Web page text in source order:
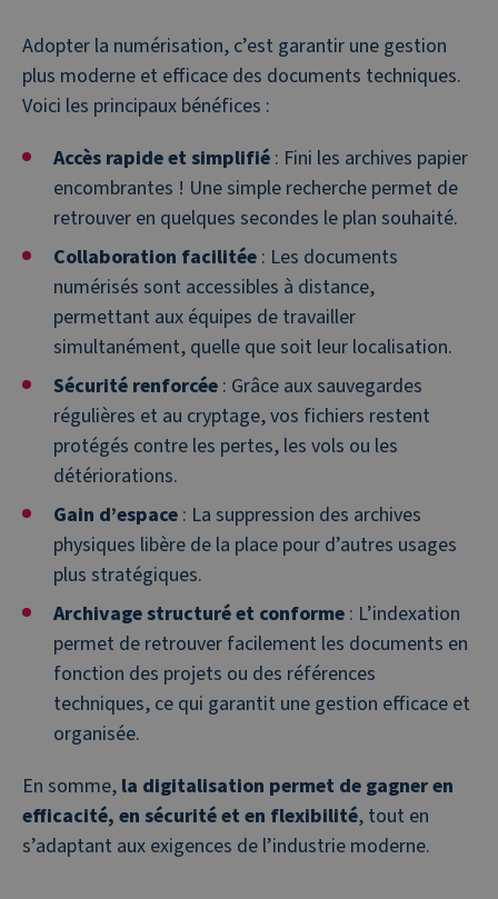
Adopter la numérisation, c’est garantir une gestion
plus moderne et efficace des documents techniques.
Voici les principaux bénéfices :
Accès rapide et simplifié : Fini les archives papier
encombrantes ! Une simple recherche permet de
retrouver en quelques secondes le plan souhaité.
Collaboration facilitée : Les documents
numérisés sont accessibles à distance,
permettant aux équipes de travailler
simultanément, quelle que soit leur localisation.
Sécurité renforcée : Grâce aux sauvegardes
régulières et au cryptage, vos fichiers restent
protégés contre les pertes, les vols ou les
détériorations.
Gain d’espace : La suppression des archives
physiques libère de la place pour d’autres usages
plus stratégiques.
Archivage structuré et conforme : L’indexation
permet de retrouver facilement les documents en
fonction des projets ou des références
techniques, ce qui garantit une gestion efficace et
organisée.
En somme, la digitalisation permet de gagner en
efficacité, en sécurité et en flexibilité, tout en
s’adaptant aux exigences de l’industrie moderne.